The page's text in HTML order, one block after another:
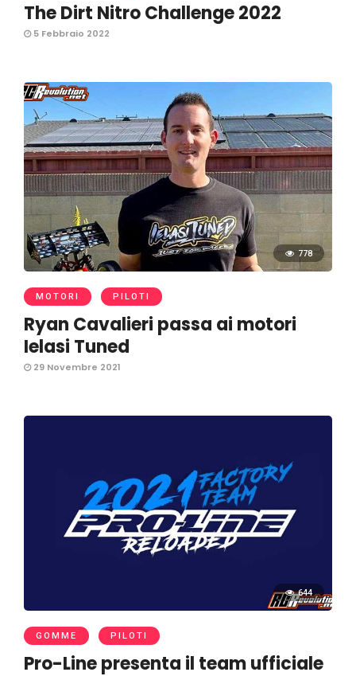
The Dirt Nitro Challenge 2022
5 Febbraio 2022
778
MOTORI PILOTI
Ryan Cavalieri passa ai motori
Ielasi Tuned
29 Novembre 2021
644
GOMME PILOTI
Pro-Line presenta il team ufficiale